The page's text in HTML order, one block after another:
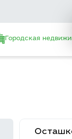
Городская